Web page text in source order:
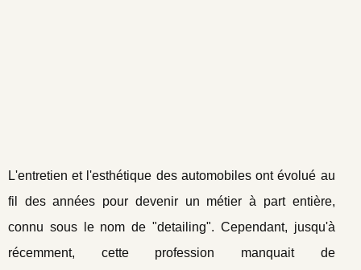
L'entretien et l'esthétique des automobiles ont évolué au
fil des années pour devenir un métier à part entière,
connu sous le nom de "detailing". Cependant, jusqu'à
récemment, cette profession manquait de